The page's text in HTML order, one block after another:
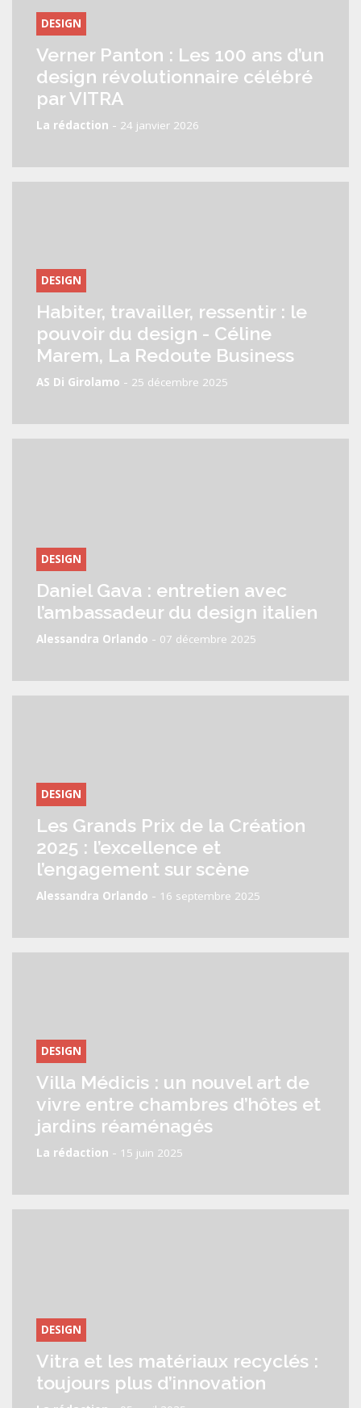
DESIGN
Verner Panton : Les 100 ans d’un
design révolutionnaire célébré
par VITRA
La rédaction - 24 janvier 2026
DESIGN
Habiter, travailler, ressentir : le
pouvoir du design - Céline
Marem, La Redoute Business
AS Di Girolamo - 25 décembre 2025
DESIGN
Daniel Gava : entretien avec
l’ambassadeur du design italien
Alessandra Orlando - 07 décembre 2025
DESIGN
Les Grands Prix de la Création
2025 : l’excellence et
l’engagement sur scène
Alessandra Orlando - 16 septembre 2025
DESIGN
Villa Médicis : un nouvel art de
vivre entre chambres d’hôtes et
jardins réaménagés
La rédaction - 15 juin 2025
DESIGN
Vitra et les matériaux recyclés :
toujours plus d’innovation